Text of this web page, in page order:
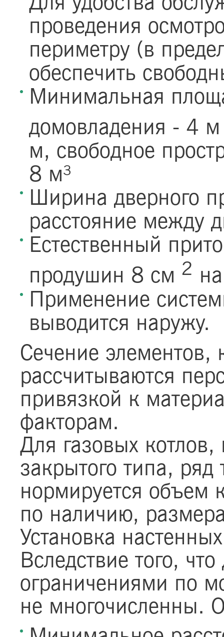
проведения
периметру (в
обеспечить
Минимальная
домовладения - 4
м, свободное
8 м³
Ширина дверного
расстояние между
Естественный
продушин 8 см 2
Применение
выводится наружу.
Сечение элементов,
рассчитываются
привязкой к
факторам.
Для газовых
закрытого типа,
нормируется объем
по наличию,
Установка
Вследствие того,
ограничениями по
не многочисленны.